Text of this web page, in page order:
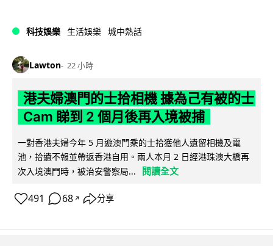
科技娛樂 生活娛樂 城中熱話
Lawton 22 小時
港夫婦澳門的士拾相機 據為己有被的士
Cam 睇到 2 個月後再入境被捕
一對香港夫婦今年 5 月遊澳門乘的士拾獲他人遺留相機及電
池，拾遺不報並帶返香港自用。兩人本月 2 日經港珠澳大橋再
次入境澳門時，被治安警察局...
閱讀全文
491 68 ↗ 分享